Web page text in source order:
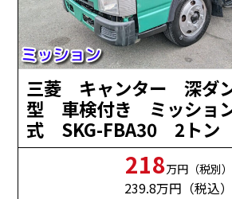
三菱 キャンター 深ダ
型 車検付き ミッショ
式 SKG-FBA30 2トン
218万円（税別）
239.8万円（税込）